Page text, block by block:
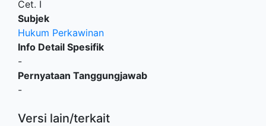
Cet. I
Subjek
Hukum Perkawinan
Info Detail Spesifik
-
Pernyataan Tanggungjawab
-
Versi lain/terkait